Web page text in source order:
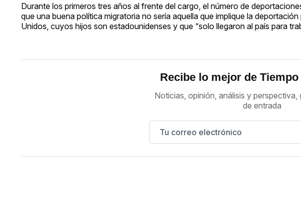
Durante los primeros tres años al frente del cargo, el número de
que una buena política migratoria no sería aquella que implique la
Unidos, cuyos hijos son estadounidenses y que “solo llegaron al país para
Recibe lo mejor de
Noticias, opinión, análisis y perspectiva,
de entrada